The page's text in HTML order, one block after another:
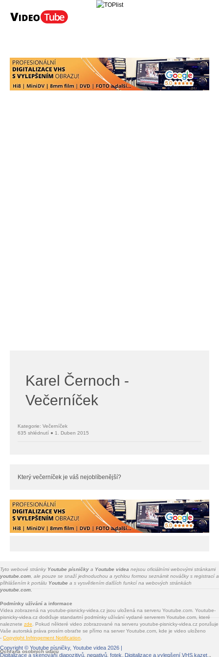
Karel Černoch -
Večerníček
Kategorie: Večerníček
635 shlédnutí ● 1. Duben 2015
Který večerníček je váš nejoblíbenější?
Tyto webové stránky Youtube písničky a Youtube videa nejsou oficiálními webovými stránkami
youtube.com , ale pouze se snaží jednoduchou a rychlou formou seznámit nováčky s registrací a
přihlášením k portálu Youtube a s vysvětlením dalších funkcí na webových stránkách
youtube.com.
Podmínky užívání a informace
Videa zobrazená na youtube-pisnicky-videa.cz jsou uložená na serveru Youtube.com. Youtube-
pisnicky-videa.cz dodržuje standartní podmínky užívání vydané serverem Youtube.com, které
naleznete zde . Pokud některé video zobrazované na serveru youtube-pisnicky-videa.cz porušuje
Vaše autorská práva prosím obraťte se přímo na server Youtube.com, kde je video uloženo
- Copyright Infringement Notification
Ochrana osobních údajů
Copyright © Youtube písničky, Youtube videa 2026 |
Digitalizace a skenování diapozitivů, negativů, fotek . Digitalizace a vylepšení VHS kazet.